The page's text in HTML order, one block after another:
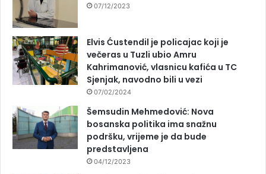
07/12/2023
Elvis Ćustendil je policajac koji je
večeras u Tuzli ubio Amru
Kahrimanović, vlasnicu kafića u TC
Sjenjak, navodno bili u vezi
07/02/2024
Šemsudin Mehmedović: Nova
bosanska politika ima snažnu
podršku, vrijeme je da bude
predstavljena
04/12/2023